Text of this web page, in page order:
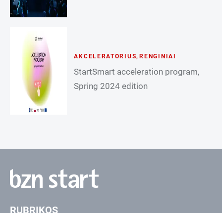
AKCELERATORIUS, RENGINIAI
StartSmart acceleration program,
Spring 2024 edition
RUBRIKOS